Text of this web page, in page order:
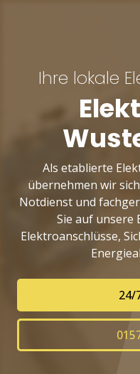
Ihre lokale
Als etablierte
übernehmen wir
Notdienst und
Sie auf unsere
Elektroanschlüsse,
24/